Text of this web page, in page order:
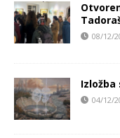
08/12/
04/12/